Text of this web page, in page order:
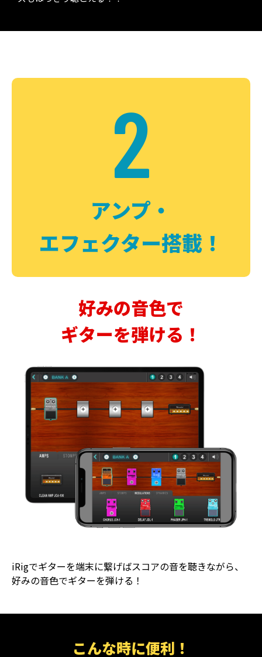
2
アンプ・
エフェクター搭載！
好みの音色で
ギターを弾ける！
iRigでギターを端末に繋げばスコアの音を聴きながら、
好みの音色でギターを弾ける！
こんな時に便利！